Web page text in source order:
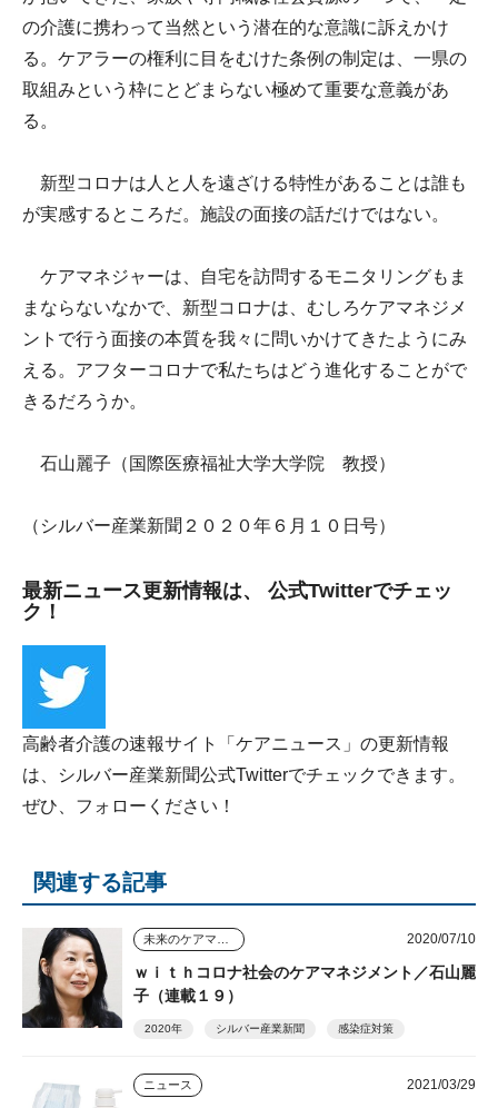
の介護に携わって当然という潜在的な意識に訴えかけ
る。ケアラーの権利に目をむけた条例の制定は、一県の
取組みという枠にとどまらない極めて重要な意義があ
る。
新型コロナは人と人を遠ざける特性があることは誰も
が実感するところだ。施設の面接の話だけではない。
ケアマネジャーは、自宅を訪問するモニタリングもま
まならないなかで、新型コロナは、むしろケアマネジメ
ントで行う面接の本質を我々に問いかけてきたようにみ
える。アフターコロナで私たちはどう進化することがで
きるだろうか。
石山麗子（国際医療福祉大学大学院 教授）
（シルバー産業新聞２０２０年６月１０日号）
最新ニュース更新情報は、 公式Twitterでチェッ
ク！
高齢者介護の速報サイト「ケアニュース」の更新情報
は、シルバー産業新聞公式Twitterでチェックできます。
ぜひ、フォローください！
関連する記事
2020/07/10
ｗｉｔｈコロナ社会のケアマネジメント／石山麗
子（連載１９）
2020年 シルバー産業新聞 感染症対策
ニュース 2021/03/29